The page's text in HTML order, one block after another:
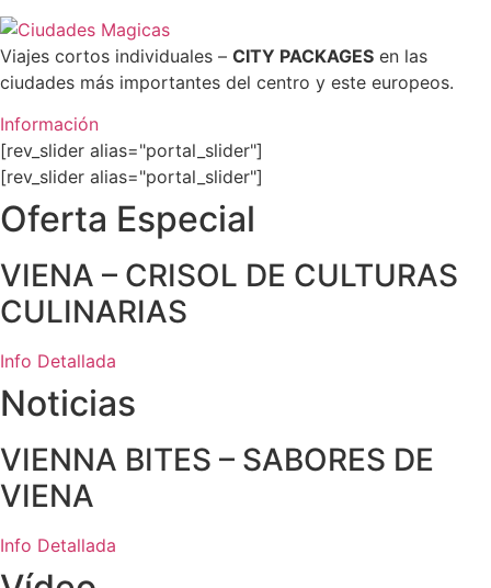
Viajes cortos individuales – CITY PACKAGES en las
ciudades más importantes del centro y este europeos.
Información
[rev_slider alias="portal_slider"]
[rev_slider alias="portal_slider"]
Oferta Especial
VIENA – CRISOL DE CULTURAS
CULINARIAS
Info Detallada
Noticias
VIENNA BITES – SABORES DE
VIENA
Info Detallada